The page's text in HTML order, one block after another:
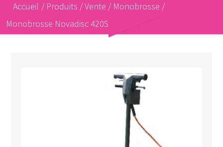
Accueil / Produits /Vente / Monobrosse /
Monobrosse Novadisc 420S